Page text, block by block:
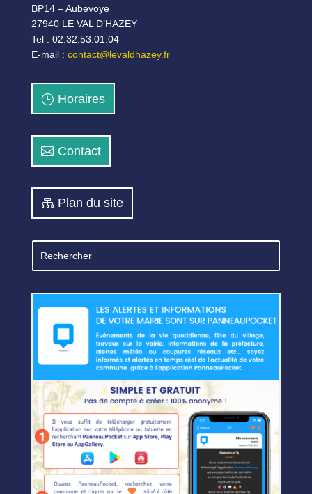
BP14 – Aubevoye
27940 LE VAL D’HAZEY
Tel : 02.32.53.01.04
E-mail : contact@levaldhazey.fr
Horaires
Contact
Plan du site